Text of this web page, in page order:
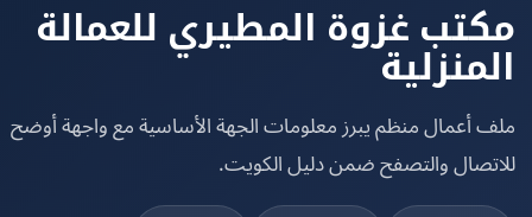
غزوة المطيري للعمالة
منظم يبرز معلومات الجهة الأساسية مع واجهة أوضح
والتصفح ضمن دليل الكويت.